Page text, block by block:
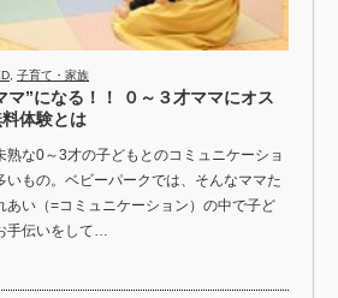
子育て・家族
マ”になる！！ ０～３才ママにオス
体験とは
熟な0～3才の子どもとのコミュニケーショ
いもの。ベビーパークでは、そんなママた
あい（=コミュニケーション）の中で子ど
手伝いをして…